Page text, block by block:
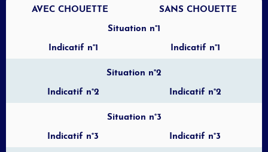
AVEC CHOUETTE
SANS CHOUETTE
Situation n°1
Indicatif n°1
Indicatif n°1
Situation n°2
Indicatif n°2
Indicatif n°2
Situation n°3
Indicatif n°3
Indicatif n°3